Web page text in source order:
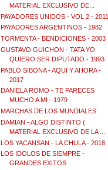
MATERIAL EXCLUSIVO DE...
PAYADORES UNIDOS - VOL 2 - 2011
PAYADORES ARGENTINOS - 1982
TORMENTA - BENDICIONES - 2003
GUSTAVO GUICHON - TATA YO
QUIERO SER DIPUTADO - 1993
PABLO SIBONA - AQUI Y AHORA -
2017
DANIELA ROMO - TE PARECES
MUCHO A MI - 1979
MARCHAS DE LOS MUNDIALES
DAMIAN - ALGO DISTINTO (
MATERIAL EXCLUSIVO DE LA ...
LOS YACANSAN - LA CHULA - 2018
LOS IDOLOS DE SIEMPRE -
GRANDES EXITOS